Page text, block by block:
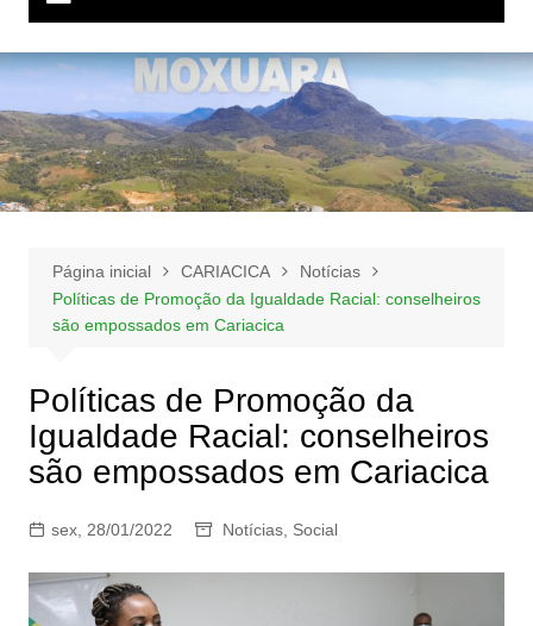
Página inicial CARIACICA
Notícias
Políticas de Promoção da Igualdade Racial: conselheiros
são empossados em Cariacica
Políticas de Promoção da
Igualdade Racial: conselheiros
são empossados em Cariacica
sex, 28/01/2022 Notícias, Social